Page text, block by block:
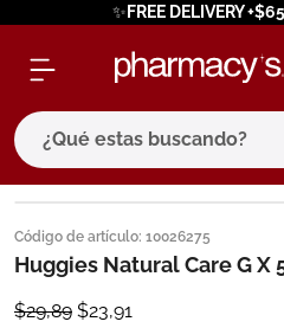
✨FREE DELIVERY
¿Qué estas buscando?
Código de artículo: 10026275
Huggies Natural Care G X
$29,89 $23,91
términos más
1. eucerin
2. protector solar